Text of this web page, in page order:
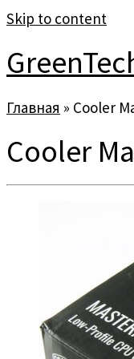
Skip to content
Главная » Cooler
Cooler